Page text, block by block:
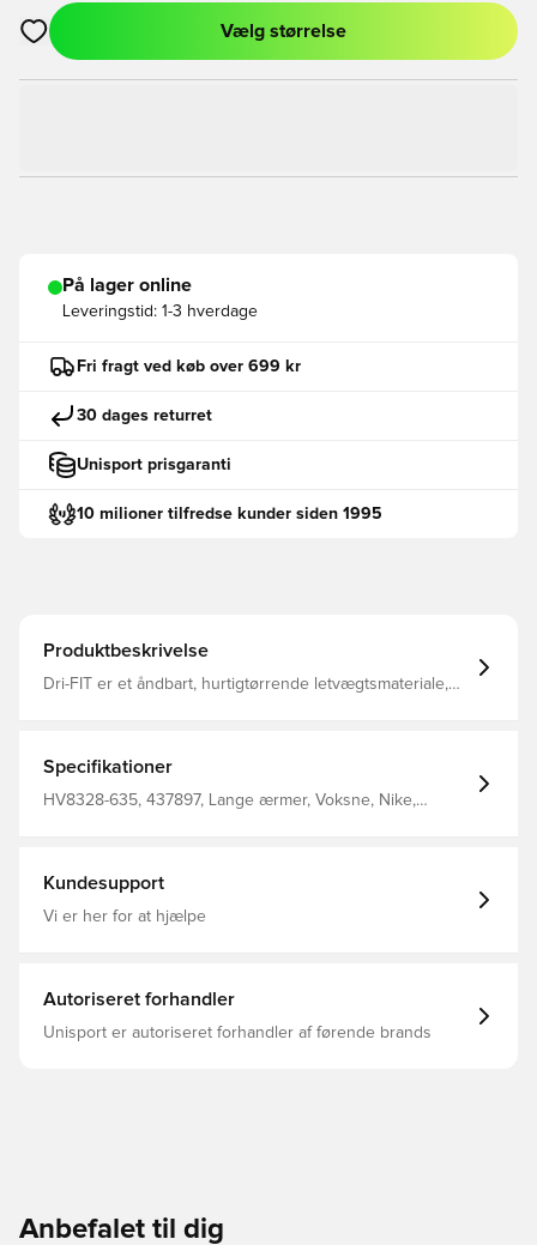
Åbner en Modal til at logge ind eller tilmelde dig som medlem
Vælg størrelse
På lager online
Leveringstid: 1-3 hverdage
Fri fragt ved køb over 699 kr
30 dages returret
Unisport prisgaranti
10 milioner tilfredse kunder siden 1995
Produktbeskrivelse
Dri-FIT er et åndbart, hurtigtørrende letvægtsmateriale,
Normal pasform Fremstillet af 100% genanvendt
polyester.
Specifikationer
HV8328-635, 437897, Lange ærmer, Voksne, Nike,
Kundesupport
Vi er her for at hjælpe
Autoriseret forhandler
Unisport er autoriseret forhandler af førende brands
Anbefalet til dig